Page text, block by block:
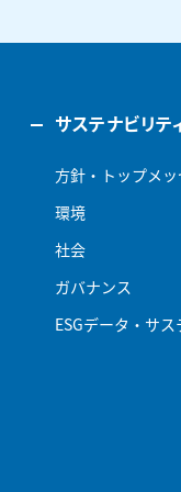
サステナビリテ
方針・トップメ
環境
社会
ガバナンス
ESGデータ・サ